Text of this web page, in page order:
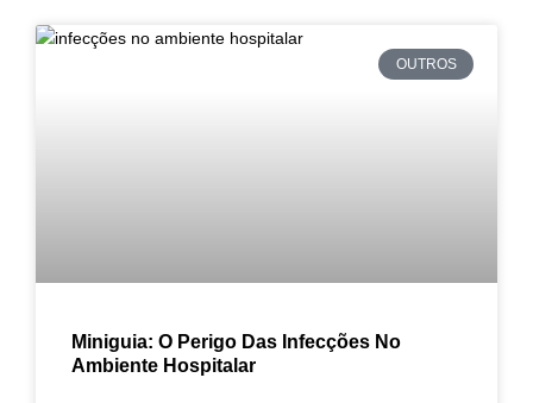
OUTROS
Miniguia: O Perigo Das Infecções No
Ambiente Hospitalar